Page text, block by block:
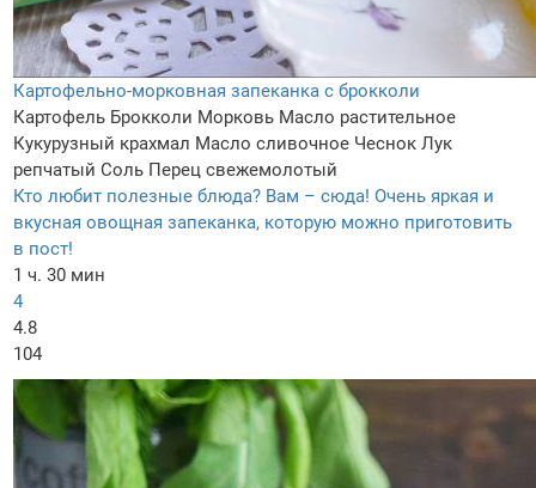
Картофельно-морковная запеканка с брокколи
Картофель Брокколи Морковь Масло растительное
Кукурузный крахмал Масло сливочное Чеснок Лук
репчатый Соль Перец свежемолотый
Кто любит полезные блюда? Вам – сюда! Очень яркая и
вкусная овощная запеканка, которую можно приготовить
в пост!
1 ч. 30 мин
4
4.8
104